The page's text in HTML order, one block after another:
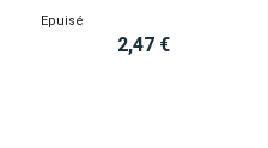
Epuisé
2,47 €